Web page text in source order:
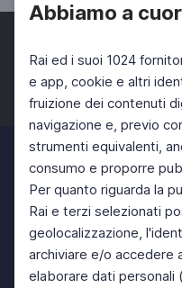
Abbiamo a
Rai ed i suoi 1024
e app, cookie e altri
fruizione dei contenuti
navigazione e, previo
strumenti equivalenti,
consumo e proporre
Per quanto riguarda la
Rai e terzi selezionati
geolocalizzazione,
archiviare e/o accedere
elaborare dati personali
Facebook